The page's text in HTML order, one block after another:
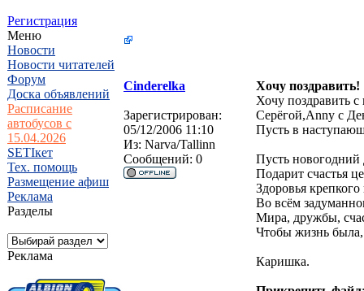
Регистрация
Меню
Новости
Новости читателей
Форум
Доска объявлений
Расписание
автобусов с
15.04.2026
SETIкет
Тех. помощь
Размещение афиш
Реклама
Разделы
Реклама
Cinderelka Хочу поздравить!
Зарегистрирован:
05/12/2006 11:10
Из: Narva/Tallinn
Сообщений: 0
Хочу поздравить
Серёгой,Anny c
Пусть в
Пусть
Подарит счастья
Здоровья крепкого
Во всём
Мира, дружбы,
Чтобы жизнь была,
Каришка.